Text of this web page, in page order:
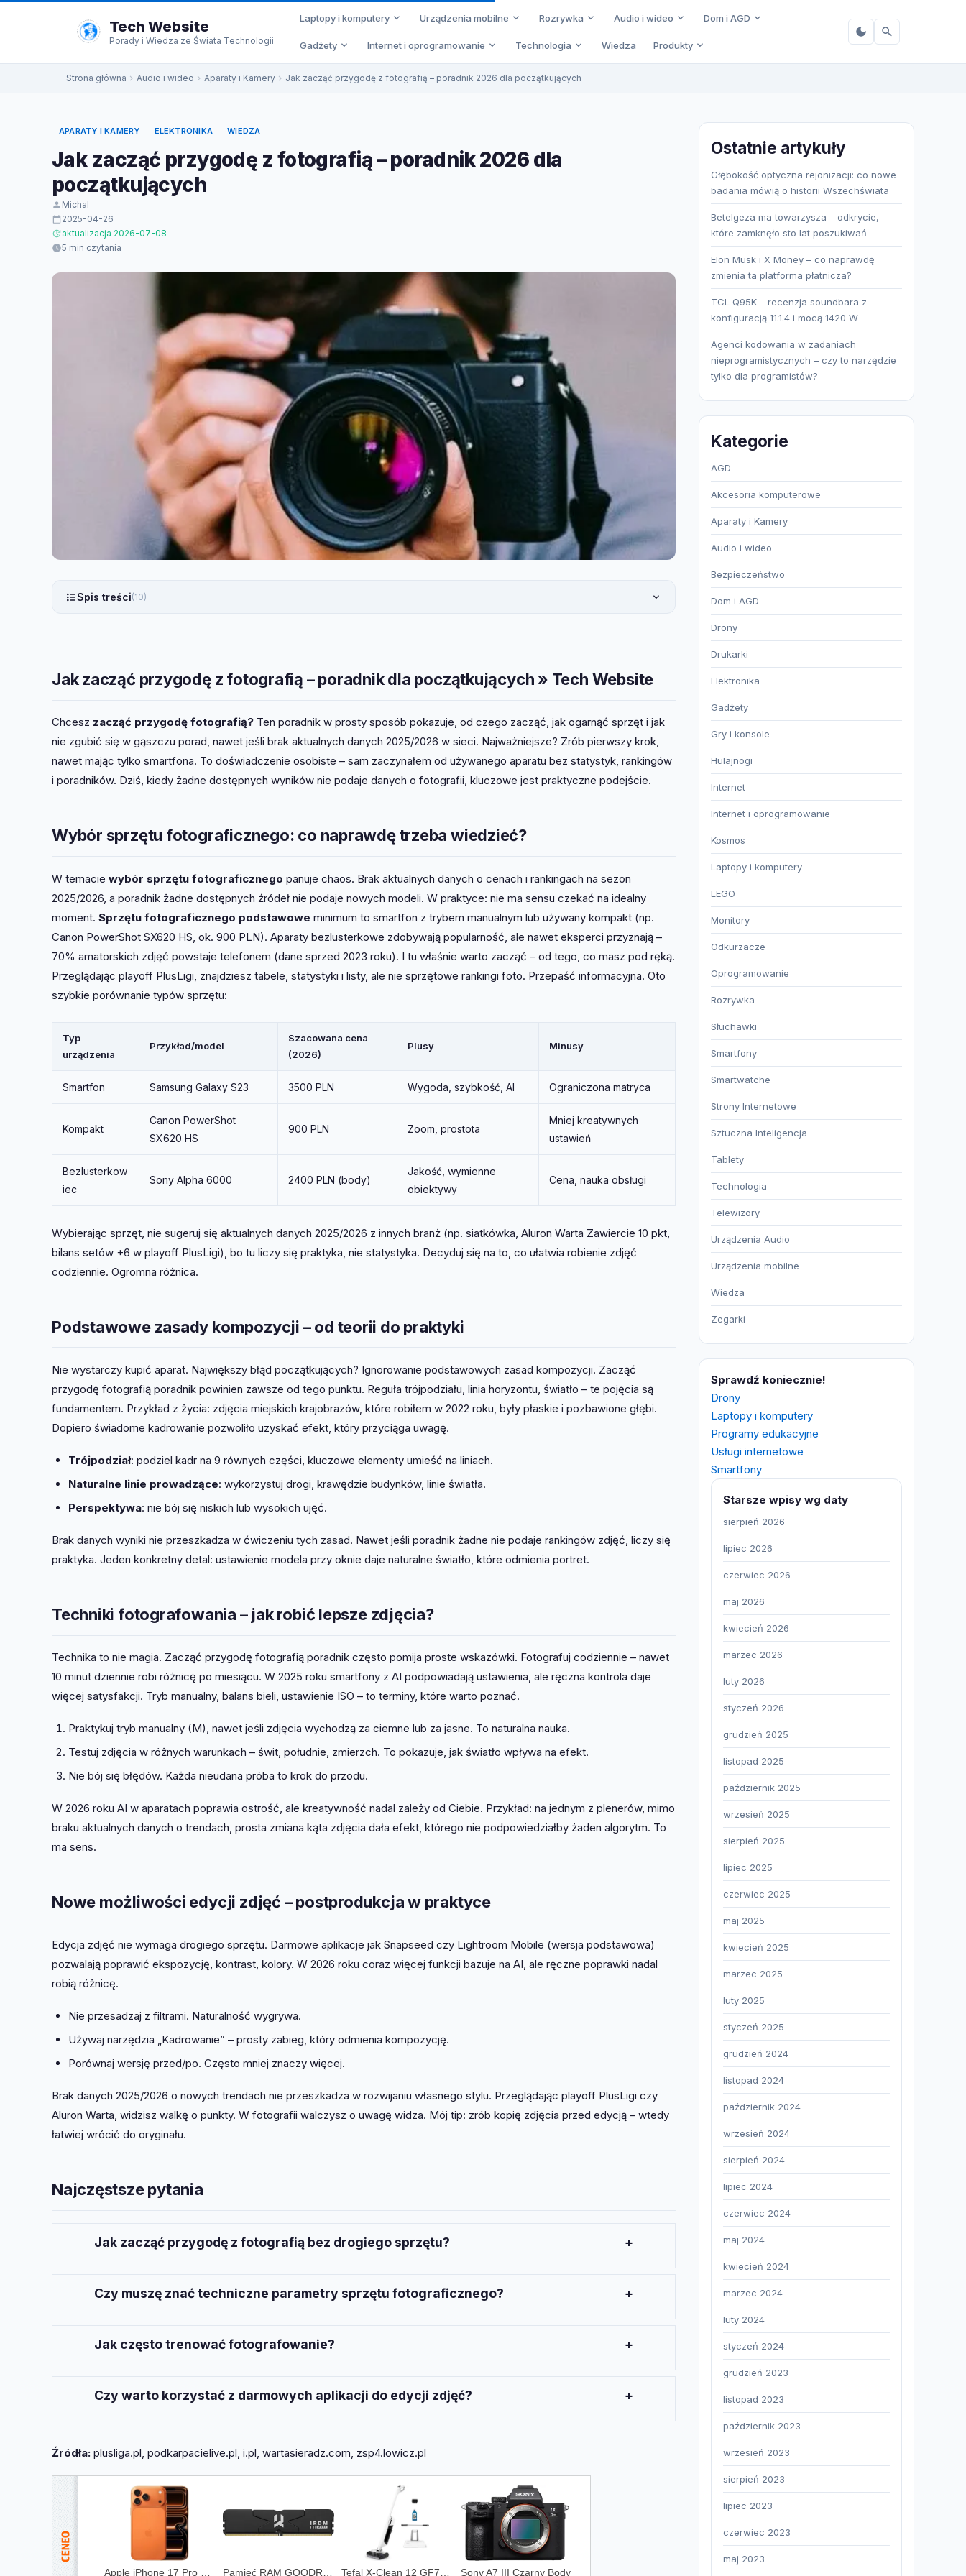
do
Tech Website
Porady i Wiedza ze Świata Technologii
Laptopy i komputery Urządzenia mobilne Rozrywka Audio i wideo Dom i AGD
Gadżety Internet i oprogramowanie Technologia Wiedza Produkty
Strona główna Audio i wideo Aparaty i Kamery Jak zacząć przygodę z fotografią – poradnik 2026 dla początkujących
APARATY I KAMERY ELEKTRONIKA WIEDZA
Jak zacząć przygodę z fotografią – poradnik 2026 dla
początkujących
Michal
2025-04-26
aktualizacja 2026-07-08
5 min czytania
Spis treści(10)
Jak zacząć przygodę z fotografią – poradnik dla początkujących » Tech Website
Chcesz zacząć przygodę fotografią? Ten poradnik w prosty sposób pokazuje, od czego zacząć, jak ogarnąć sprzęt i jak
nie zgubić się w gąszczu porad, nawet jeśli brak aktualnych danych 2025/2026 w sieci. Najważniejsze? Zrób pierwszy krok,
nawet mając tylko smartfona. To doświadczenie osobiste – sam zaczynałem od używanego aparatu bez statystyk, rankingów
i poradników. Dziś, kiedy żadne dostępnych wyników nie podaje danych o fotografii, kluczowe jest praktyczne podejście.
Wybór sprzętu fotograficznego: co naprawdę trzeba wiedzieć?
W temacie wybór sprzętu fotograficznego panuje chaos. Brak aktualnych danych o cenach i rankingach na sezon
2025/2026, a poradnik żadne dostępnych źródeł nie podaje nowych modeli. W praktyce: nie ma sensu czekać na idealny
moment. Sprzętu fotograficznego podstawowe minimum to smartfon z trybem manualnym lub używany kompakt (np.
Canon PowerShot SX620 HS, ok. 900 PLN). Aparaty bezlusterkowe zdobywają popularność, ale nawet eksperci przyznają –
70% amatorskich zdjęć powstaje telefonem (dane sprzed 2023 roku). I tu właśnie warto zacząć – od tego, co masz pod ręką.
Przeglądając playoff PlusLigi, znajdziesz tabele, statystyki i listy, ale nie sprzętowe rankingi foto. Przepaść informacyjna. Oto
szybkie porównanie typów sprzętu:
Typ
urządzenia
Przykład/model
Szacowana cena
(2026)
Plusy Minusy
Smartfon Samsung Galaxy S23 3500 PLN Wygoda, szybkość, AI Ograniczona matryca
Kompakt
Canon PowerShot
SX620 HS
900 PLN Zoom, prostota
Mniej kreatywnych
ustawień
Bezlusterkow
iec
Sony Alpha 6000 2400 PLN (body)
Jakość, wymienne
obiektywy
Cena, nauka obsługi
Wybierając sprzęt, nie sugeruj się aktualnych danych 2025/2026 z innych branż (np. siatkówka, Aluron Warta Zawiercie 10 pkt,
bilans setów +6 w playoff PlusLigi), bo tu liczy się praktyka, nie statystyka. Decyduj się na to, co ułatwia robienie zdjęć
codziennie. Ogromna różnica.
Podstawowe zasady kompozycji – od teorii do praktyki
Nie wystarczy kupić aparat. Największy błąd początkujących? Ignorowanie podstawowych zasad kompozycji. Zacząć
przygodę fotografią poradnik powinien zawsze od tego punktu. Reguła trójpodziału, linia horyzontu, światło – te pojęcia są
fundamentem. Przykład z życia: zdjęcia miejskich krajobrazów, które robiłem w 2022 roku, były płaskie i pozbawione głębi.
Dopiero świadome kadrowanie pozwoliło uzyskać efekt, który przyciąga uwagę.
Trójpodział: podziel kadr na 9 równych części, kluczowe elementy umieść na liniach.
Naturalne linie prowadzące: wykorzystuj drogi, krawędzie budynków, linie światła.
Perspektywa: nie bój się niskich lub wysokich ujęć.
Brak danych wyniki nie przeszkadza w ćwiczeniu tych zasad. Nawet jeśli poradnik żadne nie podaje rankingów zdjęć, liczy się
praktyka. Jeden konkretny detal: ustawienie modela przy oknie daje naturalne światło, które odmienia portret.
Techniki fotografowania – jak robić lepsze zdjęcia?
Technika to nie magia. Zacząć przygodę fotografią poradnik często pomija proste wskazówki. Fotografuj codziennie – nawet
10 minut dziennie robi różnicę po miesiącu. W 2025 roku smartfony z AI podpowiadają ustawienia, ale ręczna kontrola daje
więcej satysfakcji. Tryb manualny, balans bieli, ustawienie ISO – to terminy, które warto poznać.
Praktykuj tryb manualny (M), nawet jeśli zdjęcia wychodzą za ciemne lub za jasne. To naturalna nauka.
Testuj zdjęcia w różnych warunkach – świt, południe, zmierzch. To pokazuje, jak światło wpływa na efekt.
Nie bój się błędów. Każda nieudana próba to krok do przodu.
W 2026 roku AI w aparatach poprawia ostrość, ale kreatywność nadal zależy od Ciebie. Przykład: na jednym z plenerów, mimo
braku aktualnych danych o trendach, prosta zmiana kąta zdjęcia dała efekt, którego nie podpowiedziałby żaden algorytm. To
ma sens.
Nowe możliwości edycji zdjęć – postprodukcja w praktyce
Edycja zdjęć nie wymaga drogiego sprzętu. Darmowe aplikacje jak Snapseed czy Lightroom Mobile (wersja podstawowa)
pozwalają poprawić ekspozycję, kontrast, kolory. W 2026 roku coraz więcej funkcji bazuje na AI, ale ręczne poprawki nadal
robią różnicę.
Nie przesadzaj z filtrami. Naturalność wygrywa.
Używaj narzędzia „Kadrowanie” – prosty zabieg, który odmienia kompozycję.
Porównaj wersję przed/po. Często mniej znaczy więcej.
Brak danych 2025/2026 o nowych trendach nie przeszkadza w rozwijaniu własnego stylu. Przeglądając playoff PlusLigi czy
Aluron Warta, widzisz walkę o punkty. W fotografii walczysz o uwagę widza. Mój tip: zrób kopię zdjęcia przed edycją – wtedy
łatwiej wrócić do oryginału.
Najczęstsze pytania
Jak zacząć przygodę z fotografią bez drogiego sprzętu?
aparatu.
Czy muszę znać techniczne parametry sprzętu fotograficznego?
Jak często trenować fotografowanie?
umiejętności.
Czy warto korzystać z darmowych aplikacji do edycji zdjęć?
Źródła: plusliga.pl, podkarpacielive.pl, i.pl, wartasieradz.com, zsp4.lowicz.pl
Sony A7 III Czarny Body
Ostatnie artykuły
Głębokość optyczna rejonizacji: co nowe
badania mówią o historii Wszechświata
Betelgeza ma towarzysza – odkrycie,
które zamknęło sto lat poszukiwań
Elon Musk i X Money – co naprawdę
zmienia ta platforma płatnicza?
TCL Q95K – recenzja soundbara z
konfiguracją 11.1.4 i mocą 1420 W
Agenci kodowania w zadaniach
nieprogramistycznych – czy to narzędzie
tylko dla programistów?
Kategorie
AGD
Akcesoria komputerowe
Aparaty i Kamery
Audio i wideo
Bezpieczeństwo
Dom i AGD
Drony
Drukarki
Elektronika
Gadżety
Gry i konsole
Hulajnogi
Internet
Internet i oprogramowanie
Kosmos
Laptopy i komputery
LEGO
Monitory
Odkurzacze
Oprogramowanie
Rozrywka
Słuchawki
Smartfony
Smartwatche
Strony Internetowe
Sztuczna Inteligencja
Tablety
Technologia
Telewizory
Urządzenia Audio
Urządzenia mobilne
Wiedza
Zegarki
Sprawdź koniecznie!
Drony
Laptopy i komputery
Programy edukacyjne
Usługi internetowe
Smartfony
Starsze wpisy wg daty
sierpień 2026
lipiec 2026
czerwiec 2026
maj 2026
kwiecień 2026
marzec 2026
luty 2026
styczeń 2026
grudzień 2025
listopad 2025
październik 2025
wrzesień 2025
sierpień 2025
lipiec 2025
czerwiec 2025
maj 2025
kwiecień 2025
marzec 2025
luty 2025
styczeń 2025
grudzień 2024
listopad 2024
październik 2024
wrzesień 2024
sierpień 2024
lipiec 2024
czerwiec 2024
maj 2024
kwiecień 2024
marzec 2024
luty 2024
styczeń 2024
grudzień 2023
listopad 2023
październik 2023
wrzesień 2023
sierpień 2023
lipiec 2023
czerwiec 2023
maj 2023